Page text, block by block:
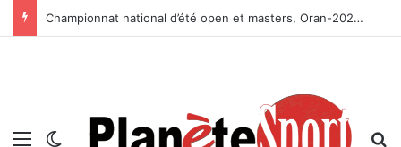
Championnat national d’été open et masters, Oran-2026 — Le CRB s’adjuge le titre
Menu Switch skin